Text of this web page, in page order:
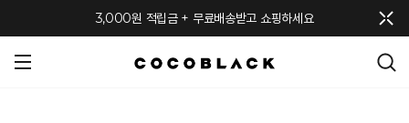
3,000원 적립금 + 무료배송받고 쇼핑하세요